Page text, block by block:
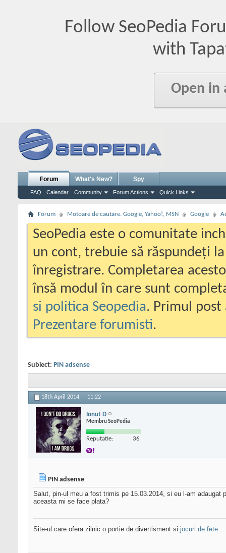
Follow SeoPedia
with
Open in
Forum
FAQ Calendar Community Forum Actions Quick Links
What's New? Spy
Forum Motoare de cautare. Google, Yahoo!, MSN Google
SeoPedia este o comunitate
un cont, trebuie să răspundeți
înregistrare. Completarea
însă modul în care sunt
si politica Seopedia. Primul
Prezentare forumisti.
Subiect: PIN adsense
18th April 2014, 11:22
Ionut D
Membru SeoPedia
Reputatie: 36
PIN adsense
Salut, pin-ul meu a fost trimis pe 15.03.2014, si eu l-am
aceasta mi se face plata?
Site-ul care ofera zilnic o portie de divertisment si jocuri de fete .